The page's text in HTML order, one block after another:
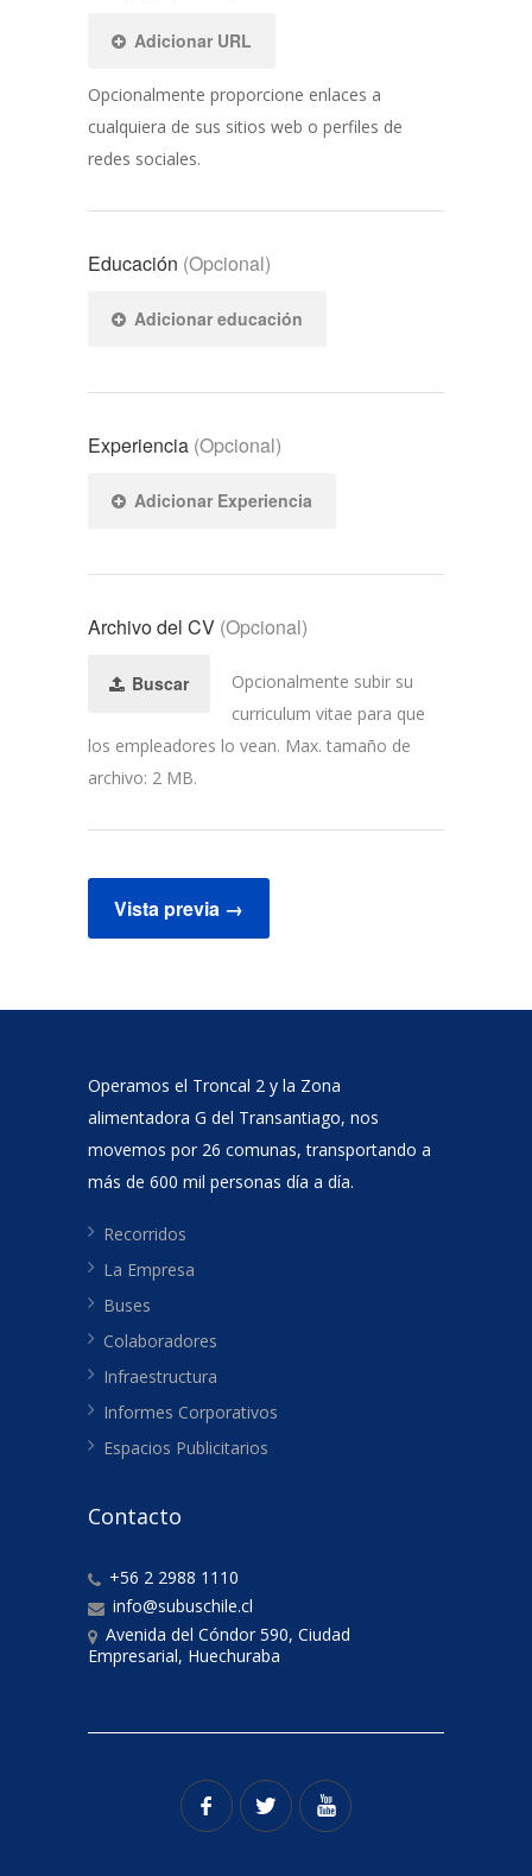
Adicionar URL
Opcionalmente proporcione enlaces a
cualquiera de sus sitios web o perfiles de
redes sociales.
Educación (Opcional)
Adicionar educación
Experiencia (Opcional)
Adicionar Experiencia
Archivo del CV (Opcional)
Buscar
Opcionalmente subir su
curriculum vitae para que
los empleadores lo vean. Max. tamaño de
archivo: 2 MB.
Operamos el Troncal 2 y la Zona
alimentadora G del Transantiago, nos
movemos por 26 comunas, transportando a
más de 600 mil personas día a día.
Recorridos
La Empresa
Buses
Colaboradores
Infraestructura
Informes Corporativos
Espacios Publicitarios
Contacto
+56 2 2988 1110
info@subuschile.cl
Avenida del Cóndor 590, Ciudad
Empresarial, Huechuraba